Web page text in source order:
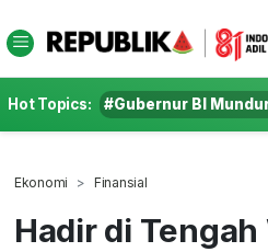
Hot Topics: #Gubernur BI
Ekonomi Finansial
Hadir di